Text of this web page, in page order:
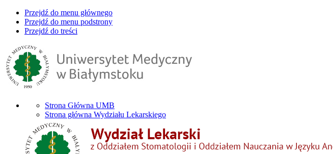
Przejdź do menu głównego
Przejdź do menu podstrony
Przejdź do treści
Strona Główna UMB
Strona główna Wydziału Lekarskiego